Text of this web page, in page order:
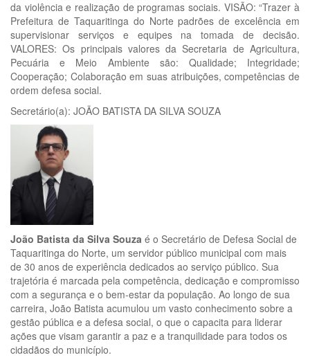
da violência e realização de programas sociais. VISÃO: “Trazer à
Prefeitura de Taquaritinga do Norte padrões de excelência em
supervisionar serviços e equipes na tomada de decisão.
VALORES: Os principais valores da Secretaria de Agricultura,
Pecuária e Meio Ambiente são: Qualidade; Integridade;
Cooperação; Colaboração em suas atribuições, competências de
ordem defesa social.
Secretário(a): JOÃO BATISTA DA SILVA SOUZA
João Batista da Silva Souza é o Secretário de Defesa Social de
Taquaritinga do Norte, um servidor público municipal com mais
de 30 anos de experiência dedicados ao serviço público. Sua
trajetória é marcada pela competência, dedicação e compromisso
com a segurança e o bem-estar da população. Ao longo de sua
carreira, João Batista acumulou um vasto conhecimento sobre a
gestão pública e a defesa social, o que o capacita para liderar
ações que visam garantir a paz e a tranquilidade para todos os
cidadãos do município.